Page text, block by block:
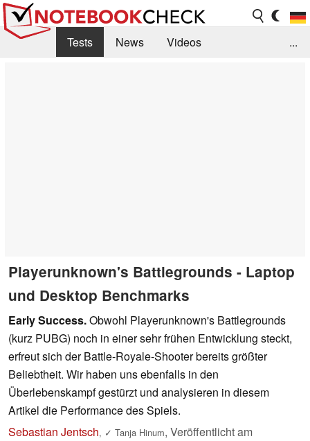
Tests News
Videos
...
Playerunknown's Battlegrounds - Laptop
und Desktop Benchmarks
Early Success.Obwohl Playerunknown's Battlegrounds
(kurz PUBG) noch in einer sehr frühen Entwicklung steckt,
erfreut sich der Battle-Royale-Shooter bereits größter
Beliebtheit. Wir haben uns ebenfalls in den
Überlebenskampf gestürzt und analysieren in diesem
Artikel die Performance des Spiels.
Sebastian Jentsch, ✓ Tanja Hinum, Veröffentlicht am